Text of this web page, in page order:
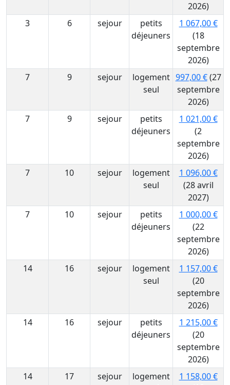
2026)
3
6 sejour
petits
déjeuners
1 067,00 €
(18
septembre
2026)
7
9 sejour
logement
seul
997,00 €(27
septembre
2026)
7
9 sejour
petits
déjeuners
1 021,00 €
(2
septembre
2026)
7
10 sejour
logement
seul
1 096,00 €
(28 avril
2027)
7
10 sejour
petits
déjeuners
1 000,00 €
(22
septembre
2026)
14
16 sejour
logement
seul
1 157,00 €
(20
septembre
2026)
14
16 sejour
petits
déjeuners
1 215,00 €
(20
septembre
2026)
14
17 sejour
logement
1 158,00 €